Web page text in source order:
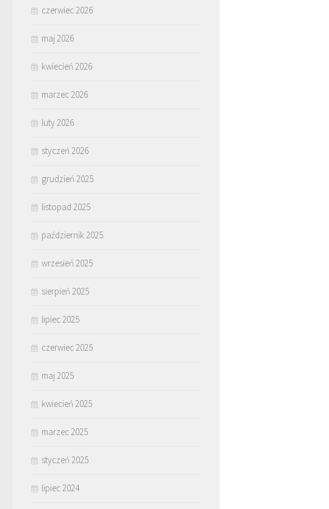
czerwiec 2026
maj 2026
kwiecień 2026
marzec 2026
luty 2026
styczeń 2026
grudzień 2025
listopad 2025
październik 2025
wrzesień 2025
sierpień 2025
lipiec 2025
czerwiec 2025
maj 2025
kwiecień 2025
marzec 2025
styczeń 2025
lipiec 2024